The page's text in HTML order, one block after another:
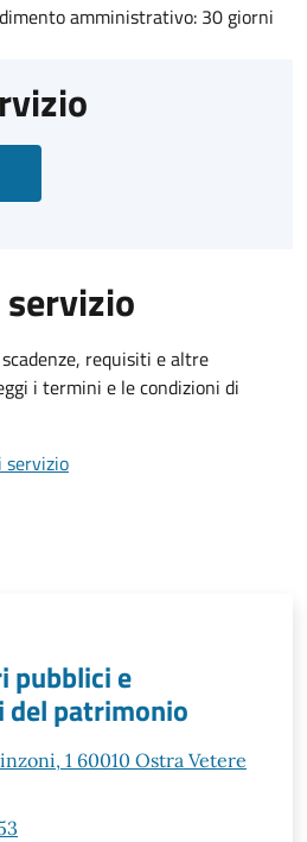
amministrativo: 30 giorni
requisiti e altre
i termini e le condizioni di
servizio
pubblici e
del patrimonio
1 60010 Ostra Vetere